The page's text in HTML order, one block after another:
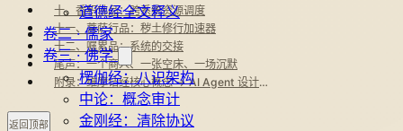
道德经全文释义
卷二 · 儒家
卷三 · 佛学
楞伽经：八识架构
中论：概念审计
金刚经：清除协议
十、香积佛品：跨系统资源调度
十一、菩萨行品：秽土修行加速器
十二、嘱累品：系统的交接
尾声：一个商人、一张空床、一场沉默
附录：维摩诘经核心概念 → AI Agent 设计映射表
返回顶部